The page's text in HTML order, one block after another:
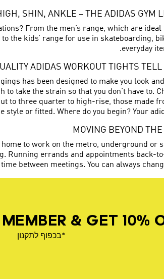
SHIN, ANKLE – THE ADIDAS GYM
From the men’s range, which are
the kids’ range for use in skateboarding,
everyday
ADIDAS WORKOUT TIGHTS
has been designed to make you look
the strain so that you don’t have to.
to three quarter to high-rise, those made
style or fitted. Where do you begin? Your
MOVING BEYOND
to work on the metro, underground or
errands and appointments back-
between meetings. You can always
& GET 10%
*בכפוף לתקנון